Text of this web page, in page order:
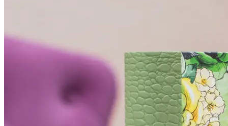
Услуги
Аренда банного комплекса
Фирменная банная программа
Проведение свадеб
Корпоративные мероприятия